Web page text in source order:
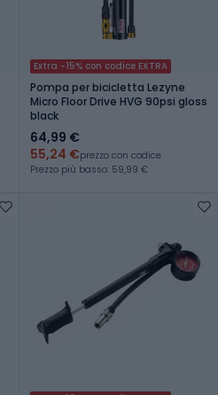
Extra -15% con codice EXTRA
Pompa per bicicletta Lezyne
Micro Floor Drive HVG 90psi gloss
black
64,99 €
55,24 €prezzo con codice
Prezzo più basso: 59,99 €